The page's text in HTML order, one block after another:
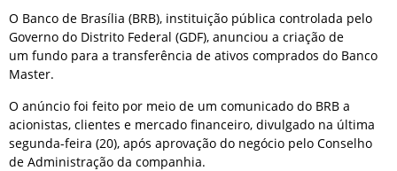
O Banco de Brasília (BRB), instituição pública controlada pelo
Governo do Distrito Federal (GDF), anunciou a criação de
um fundo para a transferência de ativos comprados do Banco
Master.
O anúncio foi feito por meio de um comunicado do BRB a
acionistas, clientes e mercado financeiro, divulgado na última
segunda-feira (20), após aprovação do negócio pelo Conselho
de Administração da companhia.